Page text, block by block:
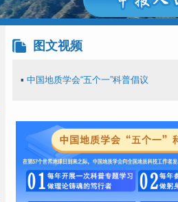
图文视频
▪ 中国地质学会“五个一”科普倡议